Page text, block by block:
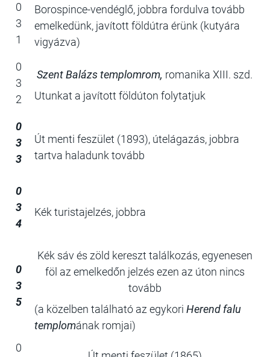
0
3
1
Borospince-vendéglő, jobbra fordulva tovább
emelkedünk, javított földútra érünk (kutyára
vigyázva)
0
3
2
Szent Balázs templomrom, romanika XIII. szd.
Utunkat a javított földúton folytatjuk
0
3
3
Út menti feszület (1893), útelágazás, jobbra
tartva haladunk tovább
0
3
4
Kék turistajelzés, jobbra
0
3
5
Kék sáv és zöld kereszt találkozás, egyenesen
föl az emelkedőn jelzés ezen az úton nincs
tovább
(a közelben található az egykori Herend falu
templomának romjai)
0